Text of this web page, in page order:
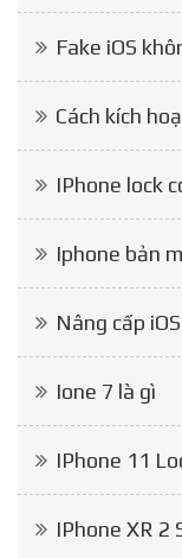
Fake iOS
Cách kích
IPhone lock
Iphone bản
Nâng cấp
Ione 7 là gì
IPhone 11
IPhone XR 2